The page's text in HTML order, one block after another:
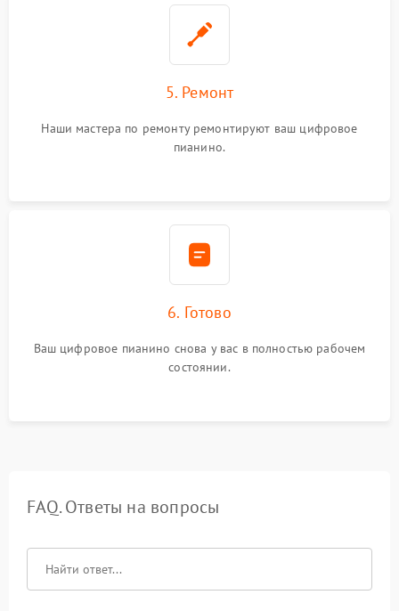
5. Ремонт
Наши мастера по ремонту ремонтируют ваш цифровое
пианино.
6. Готово
Ваш цифровое пианино снова у вас в полностью рабочем
состоянии.
FAQ. Ответы на вопросы